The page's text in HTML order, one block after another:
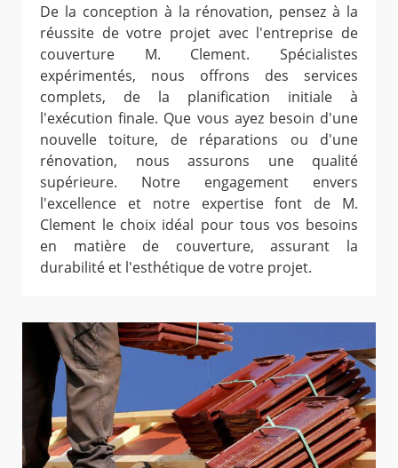
De la conception à la rénovation, pensez à la
réussite de votre projet avec l'entreprise de
couverture M. Clement. Spécialistes
expérimentés, nous offrons des services
complets, de la planification initiale à
l'exécution finale. Que vous ayez besoin d'une
nouvelle toiture, de réparations ou d'une
rénovation, nous assurons une qualité
supérieure. Notre engagement envers
l'excellence et notre expertise font de M.
Clement le choix idéal pour tous vos besoins
en matière de couverture, assurant la
durabilité et l'esthétique de votre projet.